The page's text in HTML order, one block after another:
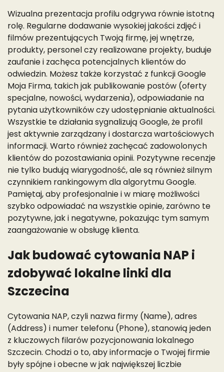
Wizualna prezentacja profilu odgrywa równie istotną
rolę. Regularne dodawanie wysokiej jakości zdjęć i
filmów prezentujących Twoją firmę, jej wnętrze,
produkty, personel czy realizowane projekty, buduje
zaufanie i zachęca potencjalnych klientów do
odwiedzin. Możesz także korzystać z funkcji Google
Moja Firma, takich jak publikowanie postów (oferty
specjalne, nowości, wydarzenia), odpowiadanie na
pytania użytkowników czy udostępnianie aktualności.
Wszystkie te działania sygnalizują Google, że profil
jest aktywnie zarządzany i dostarcza wartościowych
informacji. Warto również zachęcać zadowolonych
klientów do pozostawiania opinii. Pozytywne recenzje
nie tylko budują wiarygodność, ale są również silnym
czynnikiem rankingowym dla algorytmu Google.
Pamiętaj, aby profesjonalnie i w miarę możliwości
szybko odpowiadać na wszystkie opinie, zarówno te
pozytywne, jak i negatywne, pokazując tym samym
zaangażowanie w obsługę klienta.
Jak budować cytowania NAP i
zdobywać lokalne linki dla
Szczecina
Cytowania NAP, czyli nazwa firmy (Name), adres
(Address) i numer telefonu (Phone), stanowią jeden
z kluczowych filarów pozycjonowania lokalnego
Szczecin. Chodzi o to, aby informacje o Twojej firmie
były spójne i obecne w jak największej liczbie